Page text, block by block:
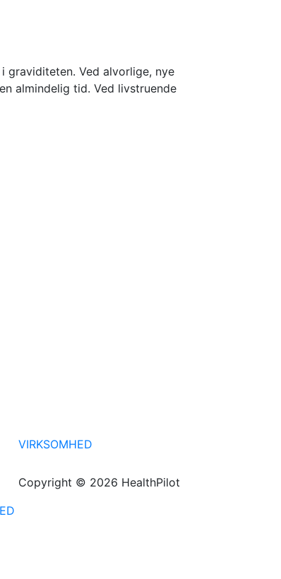
Ved alvorlige, nye
almindelig tid. Ved livstruende
VIRKSOMHED
Copyright © 2026 HealthPilot